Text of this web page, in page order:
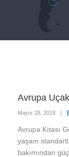
Avrupa
Mayıs 28, 2018 |
Avrupa Kıtası
yaşam
bakımından